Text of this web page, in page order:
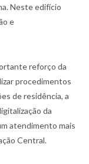
Neste edifício
e
reforço da
procedimentos
de residência, a
da
atendimento mais
Central.